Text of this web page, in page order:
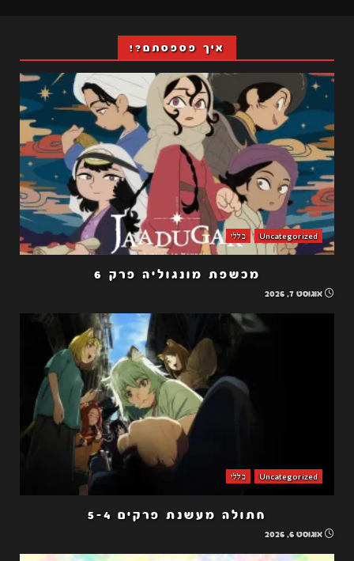
איך פספסתם?!
Uncategorized כללי
מכשפת מונגוליה פרק 6
אוגוסט 7, 2026
Uncategorized כללי
חתולה מעשנת פרקים 5-4
אוגוסט 6, 2026